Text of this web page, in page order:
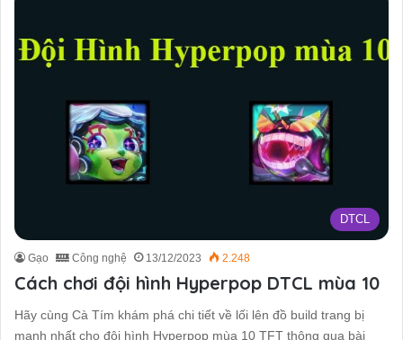
DTCL
Gạo Công nghệ 13/12/2023 2.248
Cách chơi đội hình Hyperpop DTCL mùa 10
Hãy cùng Cà Tím khám phá chi tiết về lối lên đồ build trang bị
mạnh nhất cho đội hình Hyperpop mùa 10 TFT thông qua bài